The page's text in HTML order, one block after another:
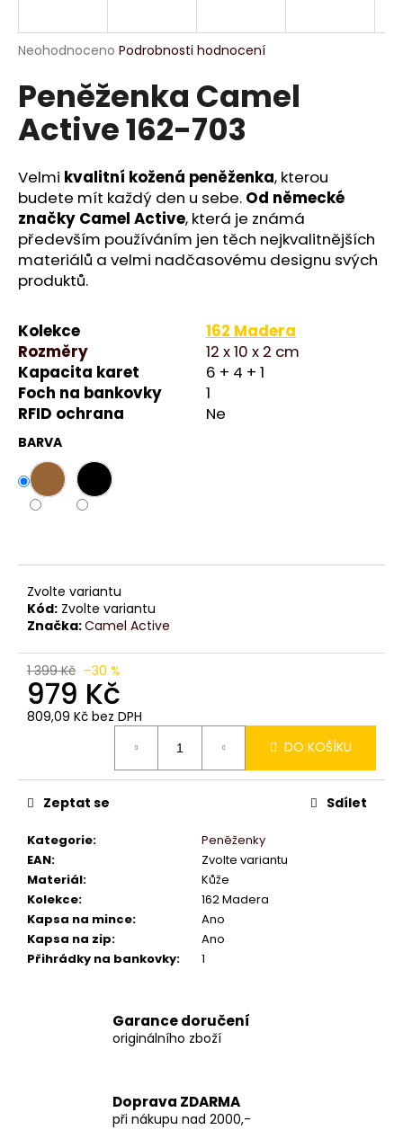
Průměrné
produktu
je
0,0
z
hvězdiček.
Neohodnoceno Podrobnosti hodnocení
Peněženka Camel
Active 162-703
Velmi kvalitní kožená peněženka, kterou
budete mít každý den u sebe. Od německé
značky Camel Active, která je známá
především používáním jen těch nejkvalitnějších
materiálů a velmi nadčasovému designu svých
produktů.
Kolekce
162 Madera
Rozměry
12 x 10 x 2 cm
Kapacita karet
6 + 4 + 1
Foch na bankovky
1
RFID ochrana
Ne
BARVA
Zvolte variantu
Kód: Zvolte variantu
Značka:Camel Active
1 399 Kč –30 %
979 Kč
809,09 Kč bez DPH
DO KOŠÍKU
Kategorie:
Peněženky
EAN:
Zvolte variantu
Materiál:
Kůže
Kolekce:
162 Madera
Kapsa na mince:
Ano
Kapsa na zip:
Ano
Přihrádky na bankovky: 1
Zeptat se Sdílet
Garance doručení
originálního zboží
Doprava ZDARMA
při nákupu nad 2000,-
j
t
?
HLEDAT
D
p
o
r
u
č
u
j
m